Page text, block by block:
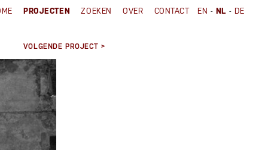
PROJECTEN ZOEKEN OVER CONTACT EN - NL - DE
VOLGENDE PROJECT >